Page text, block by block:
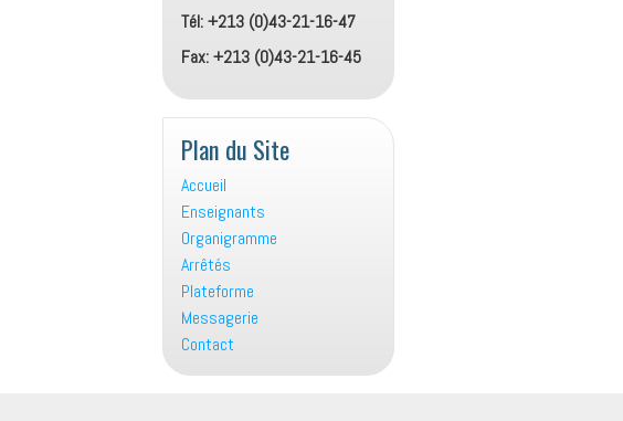
Tél: +213 (0)43-21-16-47
Fax: +213 (0)43-21-16-45
Plan du Site
Accueil
Enseignants
Organigramme
Arrêtés
Plateforme
Messagerie
Contact